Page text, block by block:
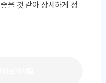
을 것 같아 상세하게 정